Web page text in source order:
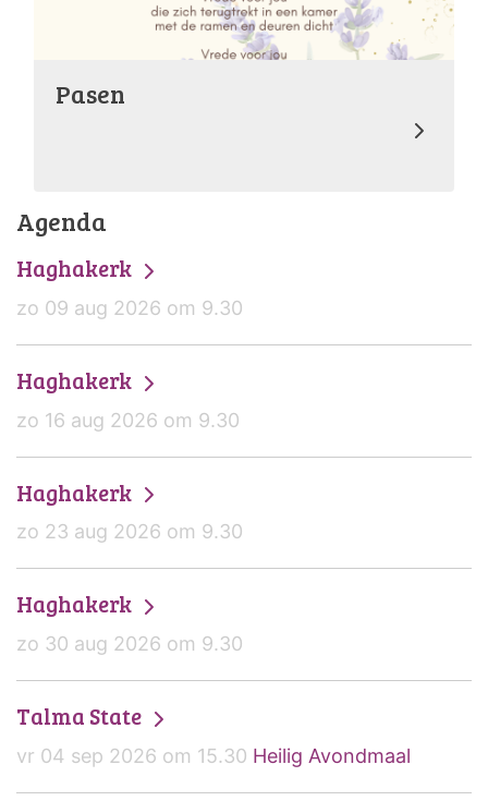
Pasen
Agenda
Haghakerk
zo 09 aug 2026 om 9.30
Haghakerk
zo 16 aug 2026 om 9.30
Haghakerk
zo 23 aug 2026 om 9.30
Haghakerk
zo 30 aug 2026 om 9.30
Talma State
vr 04 sep 2026 om 15.30 Heilig Avondmaal